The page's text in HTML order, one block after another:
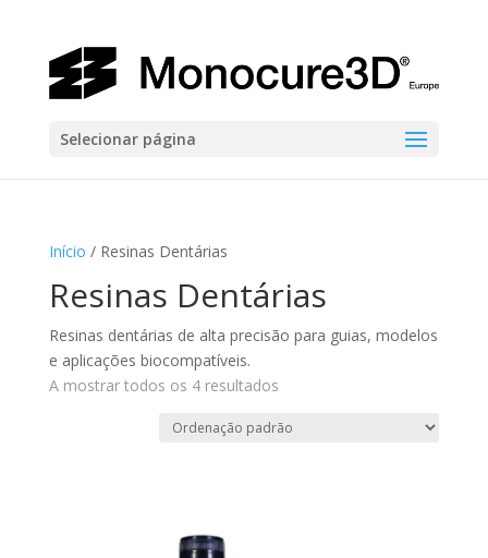
Selecionar página
Início / Resinas Dentárias
Resinas Dentárias
Resinas dentárias de alta precisão para guias, modelos
e aplicações biocompatíveis.
A mostrar todos os 4 resultados